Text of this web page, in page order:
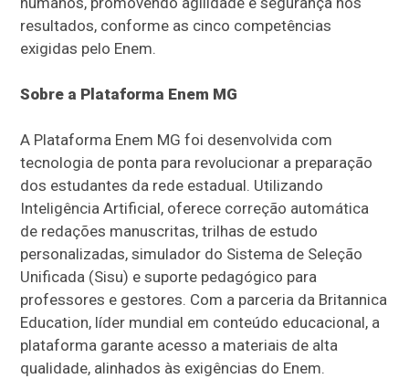
resultados, conforme as cinco competências
exigidas pelo Enem.
Sobre a Plataforma Enem MG
A Plataforma Enem MG foi desenvolvida com
tecnologia de ponta para revolucionar a preparação
dos estudantes da rede estadual. Utilizando
Inteligência Artificial, oferece correção automática
de redações manuscritas, trilhas de estudo
personalizadas, simulador do Sistema de Seleção
Unificada (Sisu) e suporte pedagógico para
professores e gestores. Com a parceria da Britannica
Education, líder mundial em conteúdo educacional, a
plataforma garante acesso a materiais de alta
qualidade, alinhados às exigências do Enem.